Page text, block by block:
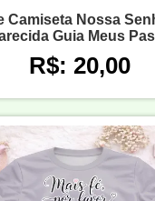
Camiseta Nossa
Guia Meus
R$: 20,00